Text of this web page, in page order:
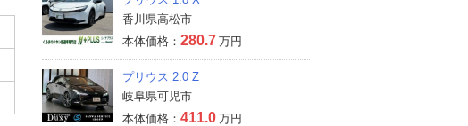
香川県高松市
本体価格： 280.7 万円
プリウス 2.0 Z
岐阜県可児市
本体価格： 411.0 万円